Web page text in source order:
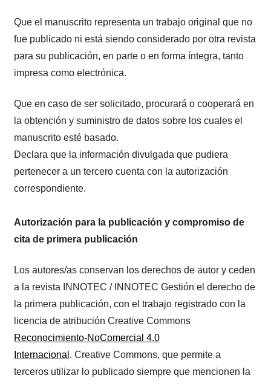
Que el manuscrito representa un trabajo original que no
fue publicado ni está siendo considerado por otra revista
para su publicación, en parte o en forma íntegra, tanto
impresa como electrónica.
Que en caso de ser solicitado, procurará o cooperará en
la obtención y suministro de datos sobre los cuales el
manuscrito esté basado.
Declara que la información divulgada que pudiera
pertenecer a un tercero cuenta con la autorización
correspondiente.
Autorización para la publicación y compromiso de
cita de primera publicación
Los autores/as conservan los derechos de autor y ceden
a la revista INNOTEC / INNOTEC Gestión el derecho de
la primera publicación, con el trabajo registrado con la
licencia de atribución Creative Commons
Reconocimiento-NoComercial 4.0
Internacional . Creative Commons, que permite a
terceros utilizar lo publicado siempre que mencionen la